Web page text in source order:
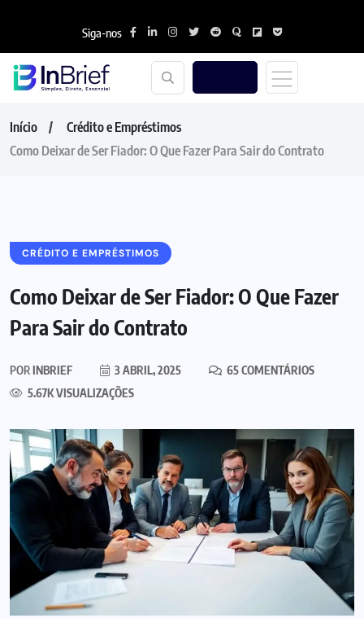
Siga-nos
Início
Crédito e Empréstimos
Como Deixar de Ser Fiador: O Que Fazer Para Sair do Contrato
CRÉDITO E EMPRÉSTIMOS
Como Deixar de Ser Fiador: O Que Fazer
Para Sair do Contrato
PORINBRIEF 3 ABRIL, 2025
65 COMENTÁRIOS
5.67K VISUALIZAÇÕES